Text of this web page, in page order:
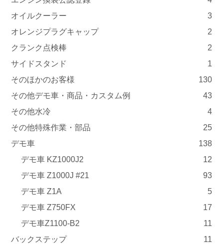
オイルクーラー
3
オレンジプラグキャップ
2
クランク点検棒
2
サイドスタンド
1
そのほかのお客様
130
その他デモ車・商品・カスタム例
43
その他水冷
4
その他特殊作業・部品
25
デモ車
138
デモ車 KZ1000J2
12
デモ車 Z1000J #21
93
デモ車 Z1A
5
デモ車 Z750FX
17
デモ車Z1100-B2
11
バックステップ
11